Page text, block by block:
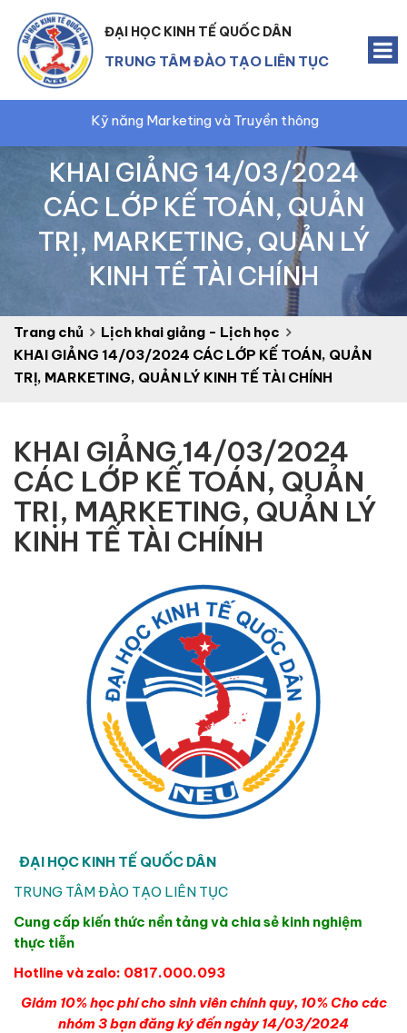
ĐẠI HỌC KINH TẾ QUỐC DÂN
TRUNG TÂM ĐÀO TẠO LIÊN TỤC
Kỹ năng Marketing và Truyền thông
KHAI GIẢNG 14/03/2024
CÁC LỚP KẾ TOÁN, QUẢN
TRỊ, MARKETING, QUẢN LÝ
KINH TẾ TÀI CHÍNH
Trang chủ
Lịch khai giảng - Lịch học
KHAI GIẢNG 14/03/2024 CÁC LỚP KẾ TOÁN, QUẢN
TRỊ, MARKETING, QUẢN LÝ KINH TẾ TÀI CHÍNH
KHAI GIẢNG 14/03/2024
CÁC LỚP KẾ TOÁN, QUẢN
TRỊ, MARKETING, QUẢN LÝ
KINH TẾ TÀI CHÍNH
ĐẠI HỌC KINH TẾ QUỐC DÂN
TRUNG TÂM ĐÀO TẠO LIÊN TỤC
Cung cấp kiến thức nền tảng và chia sẻ kinh nghiệm
thực tiễn
Hotline và zalo: 0817.000.093
Giám 10% học phí cho sinh viên chính quy, 10% Cho các
nhóm 3 bạn đăng ký đến ngày 14/03/2024